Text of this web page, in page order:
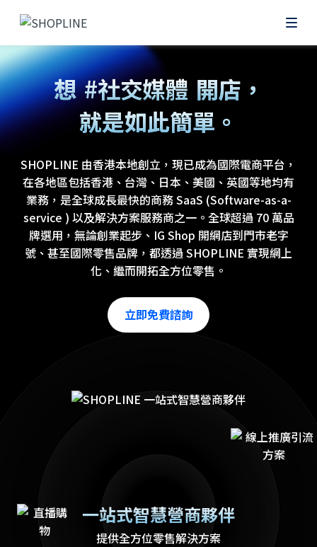
想
#網上
#社交媒體
#零售POS
開店，
就是如此簡單。
SHOPLINE 由香港本地創立，現已成為國際電商平台，
在各地區包括香港、台灣、日本、美國、英國等地均有
業務，是全球成長最快的商務 SaaS (Software-as-a-
service ) 以及解決方案服務商之一。全球超過 70 萬品
牌選用，無論創業起步、IG Shop 開網店到門市老字
號、甚至國際零售品牌，都透過 SHOPLINE 實現網上
化、繼而開拓全方位零售。
立即免費諮詢
一站式智慧營商夥伴
提供全方位零售解決方案